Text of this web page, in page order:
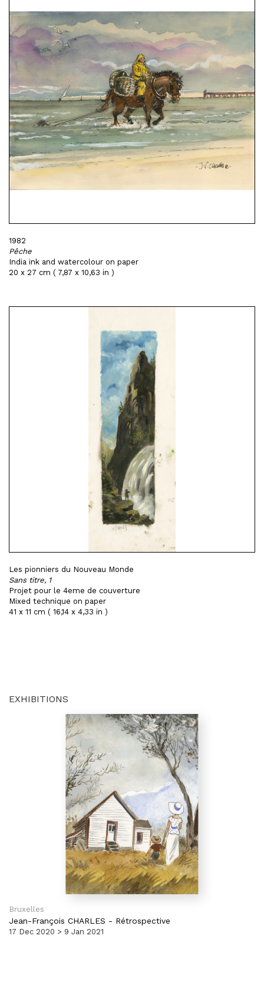
1982
Pêche
India ink and watercolour on paper
20 x 27 cm ( 7,87 x 10,63 in )
Les pionniers du Nouveau Monde
Sans titre, 1
Projet pour le 4eme de couverture
Mixed technique on paper
41 x 11 cm ( 16,14 x 4,33 in )
EXHIBITIONS
Bruxelles
Jean-François CHARLES - Rétrospective
17 Dec 2020 > 9 Jan 2021